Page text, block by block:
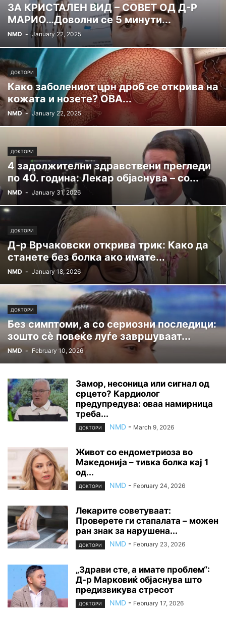
ЗА КРИСТАЛЕН ВИД – СОВЕТ ОД Д-Р
МАРИО…Доволни се 5 минути...
NMD - January 22, 2025
ДОКТОРИ
Како заболениот црн дроб се открива на
кожата и нозете? ОВА...
NMD - January 22, 2025
ДОКТОРИ
4 задолжителни здравствени прегледи
по 40. година: Лекар објаснува – со...
NMD - January 31, 2026
ДОКТОРИ
Д-р Врчаковски открива трик: Како да
станете без болка ако имате...
NMD - January 18, 2026
ДОКТОРИ
Без симптоми, а со сериозни последици:
зошто сè повеќе луѓе завршуваат...
NMD - February 10, 2026
Замор, несоница или сигнал од
срцето? Кардиолог
предупредува: оваа намирница
треба...
ДОКТОРИ NMD - March 9, 2026
Живот со ендометриоза во
Македонија – тивка болка кај 1
од...
ДОКТОРИ NMD - February 24, 2026
Лекарите советуваат:
Проверете ги стапалата – можен
ран знак за нарушена...
ДОКТОРИ NMD - February 23, 2026
„Здрави сте, а имате проблем“:
Д-р Марковиќ објаснува што
предизвикува стресот
ДОКТОРИ NMD - February 17, 2026